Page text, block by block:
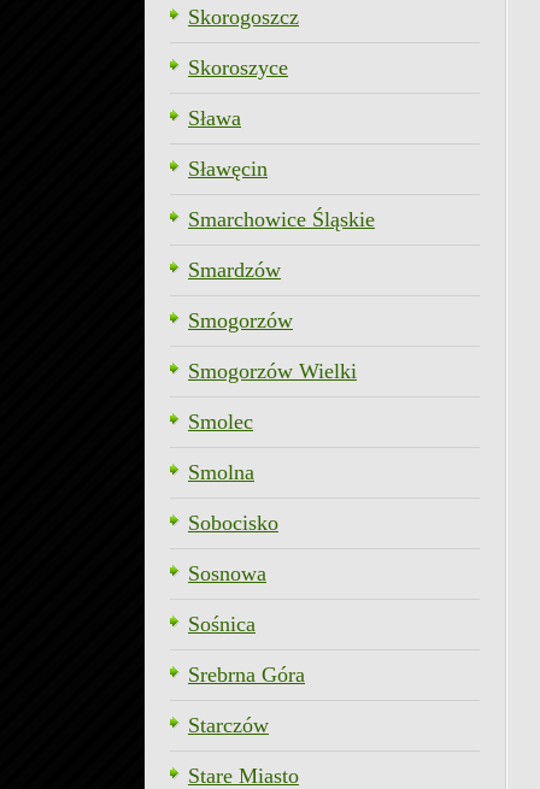
Skorogoszcz
Skoroszyce
Sława
Sławęcin
Smarchowice Śląskie
Smardzów
Smogorzów
Smogorzów Wielki
Smolec
Smolna
Sobocisko
Sosnowa
Sośnica
Srebrna Góra
Starczów
Stare Miasto